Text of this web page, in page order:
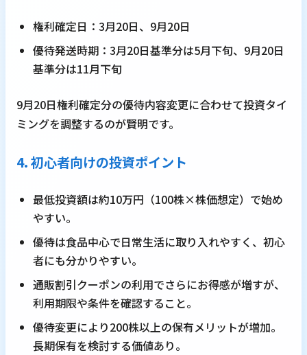
権利確定日：3月20日、9月20日
優待発送時期：3月20日基準分は5月下旬、9月20日
基準分は11月下旬
9月20日権利確定分の優待内容変更に合わせて投資タイ
ミングを調整するのが賢明です。
4. 初心者向けの投資ポイント
最低投資額は約10万円（100株×株価想定）で始め
やすい。
優待は食品中心で日常生活に取り入れやすく、初心
者にも分かりやすい。
通販割引クーポンの利用でさらにお得感が増すが、
利用期限や条件を確認すること。
優待変更により200株以上の保有メリットが増加。
長期保有を検討する価値あり。